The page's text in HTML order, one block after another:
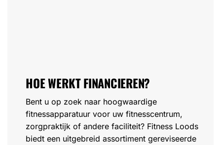
HOE WERKT FINANCIEREN?
Bent u op zoek naar hoogwaardige
fitnessapparatuur voor uw fitnesscentrum,
zorgpraktijk of andere faciliteit? Fitness Loods
biedt een uitgebreid assortiment gereviseerde